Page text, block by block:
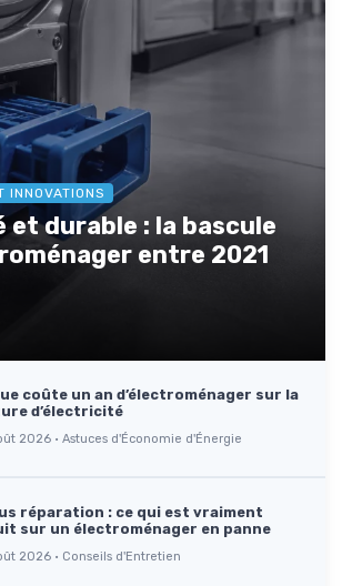
INNOVATIONS
et durable : la bascule
entre 2021
coûte un an d’électroménager sur la
d’électricité
2026 · Astuces d'Économie d'Énergie
réparation : ce qui est vraiment
sur un électroménager en panne
2026 · Conseils d'Entretien